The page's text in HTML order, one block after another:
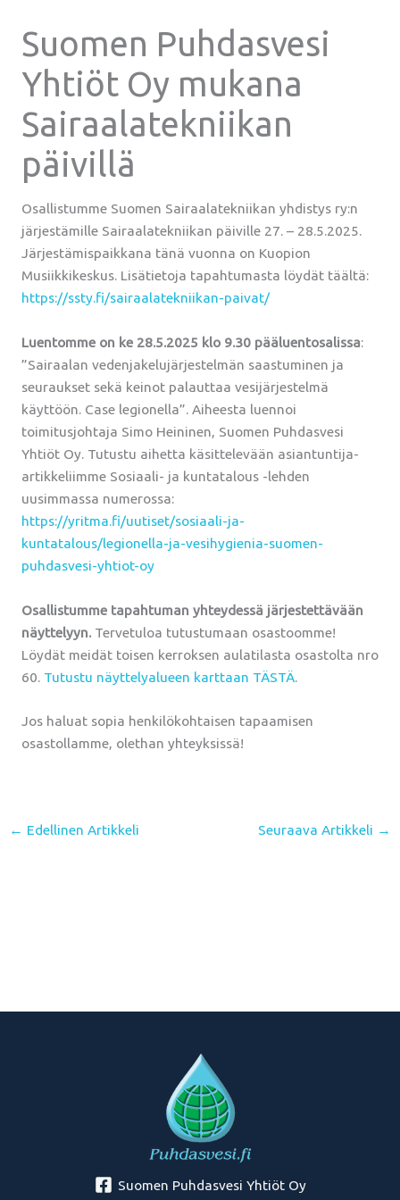
Suomen Puhdasvesi
Yhtiöt Oy mukana
Sairaalatekniikan
päivillä
Osallistumme Suomen Sairaalatekniikan yhdistys ry:n
järjestämille Sairaalatekniikan päiville 27. – 28.5.2025.
Järjestämispaikkana tänä vuonna on Kuopion
Musiikkikeskus. Lisätietoja tapahtumasta löydät täältä:
https://ssty.fi/sairaalatekniikan-paivat/
Luentomme on ke 28.5.2025 klo 9.30 pääluentosalissa:
”Sairaalan vedenjakelujärjestelmän saastuminen ja
seuraukset sekä keinot palauttaa vesijärjestelmä
käyttöön. Case legionella”. Aiheesta luennoi
toimitusjohtaja Simo Heininen, Suomen Puhdasvesi
Yhtiöt Oy. Tutustu aihetta käsittelevään asiantuntija-
artikkeliimme Sosiaali- ja kuntatalous -lehden
uusimmassa numerossa:
https://yritma.fi/uutiset/sosiaali-ja-
kuntatalous/legionella-ja-vesihygienia-suomen-
puhdasvesi-yhtiot-oy
Osallistumme tapahtuman yhteydessä järjestettävään
näyttelyyn.Tervetuloa tutustumaan osastoomme!
Löydät meidät toisen kerroksen aulatilasta osastolta nro
60. Tutustu näyttelyalueen karttaan TÄSTÄ.
Jos haluat sopia henkilökohtaisen tapaamisen
osastollamme, olethan yhteyksissä!
← Edellinen Artikkeli Seuraava Artikkeli →
Suomen Puhdasvesi Yhtiöt Oy